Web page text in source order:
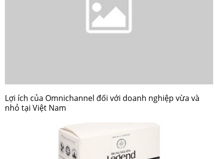
Lợi ích của Omnichannel đối với doanh nghiệp vừa và
nhỏ tại Việt Nam